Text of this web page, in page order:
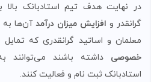
در نهایت هدف تیم استادبانک
گرانقدر و افزایش میزان درآمد آن‌ها
معلمان و اساتید گرانقدری که
خصوصی داشته باشند می‌توانند
استادبانک ثبت نام و فعالیت کنند.